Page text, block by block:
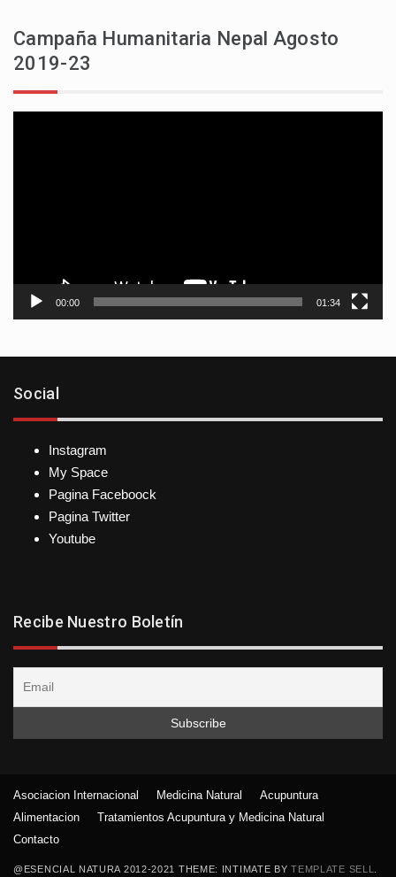
Campaña Humanitaria Nepal Agosto
2019-23
00:00 01:34
Social
Instagram
My Space
Pagina Faceboock
Pagina Twitter
Youtube
Recibe Nuestro Boletín
@ESENCIAL NATURA 2012-2021 THEME: INTIMATE BYTEMPLATE SELL
Asociacion Internacional Medicina Natural
Acupuntura
Alimentacion
Tratamientos Acupuntura y Medicina Natural
Contacto